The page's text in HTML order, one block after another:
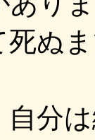
ぬ
分